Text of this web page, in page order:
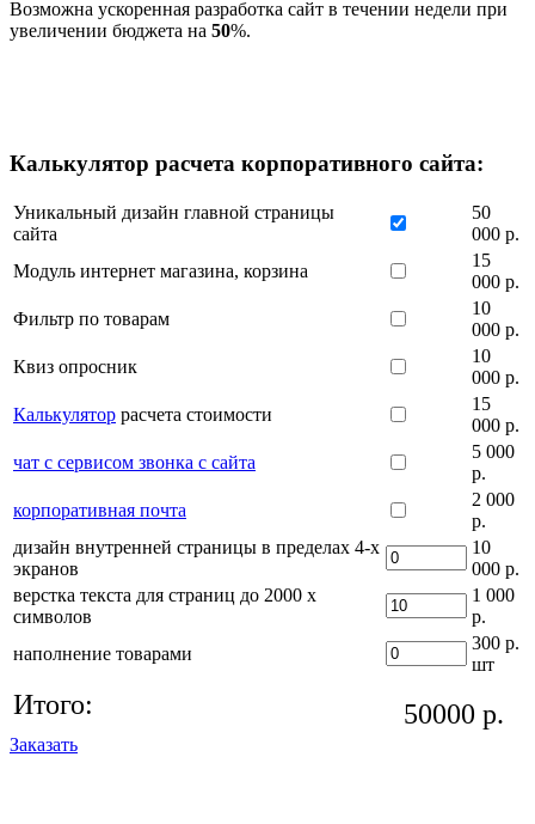
Возможна ускоренная разработка сайт в течении недели при
увеличении бюджета на 50%.
Калькулятор расчета корпоративного сайта:
Уникальный дизайн главной страницы
сайта
50
000 р.
Модуль интернет магазина, корзина
15
000 р.
Фильтр по товарам
10
000 р.
Квиз опросник
10
000 р.
Калькулятор расчета стоимости
15
000 р.
чат с сервисом звонка с сайта
5 000
р.
корпоративная почта
2 000
р.
дизайн внутренней страницы в пределах 4-х
экранов
10
000 р.
верстка текста для страниц до 2000 х
символов
1 000
р.
наполнение товарами
300 р.
шт
Итого: 50000 р.
Заказать